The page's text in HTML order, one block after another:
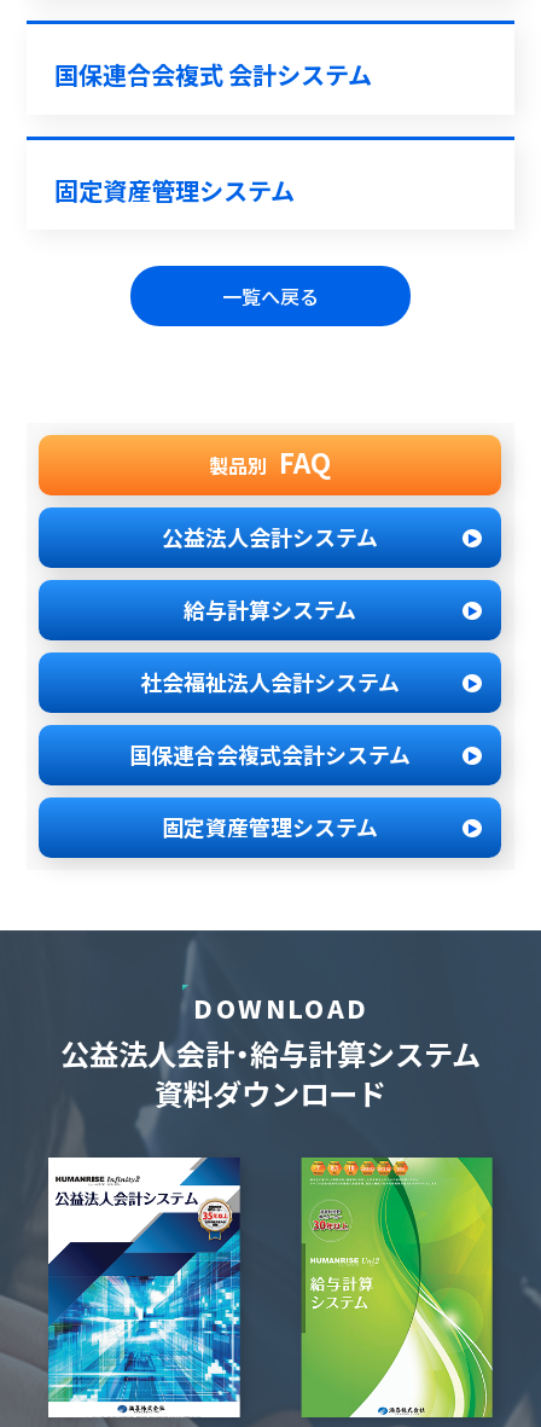
国保連合会複式 会計システム
固定資産管理システム
一覧へ戻る
製品別 FAQ
公益法人会計システム
給与計算システム
社会福祉法人会計システム
国保連合会複式会計システム
固定資産管理システム
DOWNLOAD
公益法人会計・給与計算システム
資料ダウンロード